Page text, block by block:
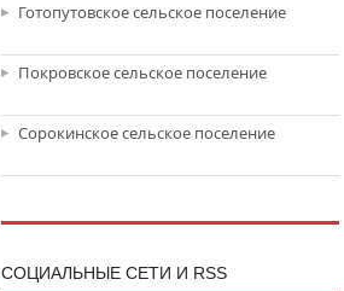
Готопутовское сельское поселение
Покровское сельское поселение
Сорокинское сельское поселение
CОЦИАЛЬНЫЕ СЕТИ И RSS